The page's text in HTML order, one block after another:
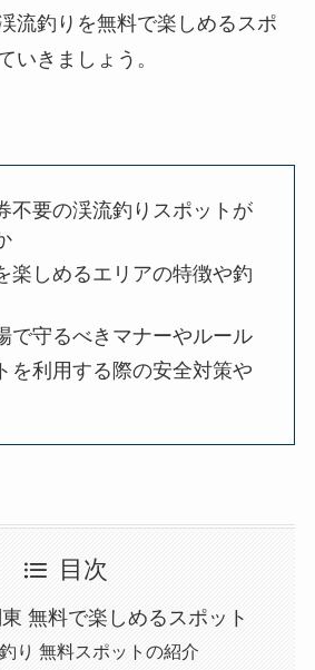
流釣りを無料で楽しめるスポ
いきましょう。
不要の渓流釣りスポットが
楽しめるエリアの特徴や釣
で守るべきマナーやルール
を利用する際の安全対策や
目次
無料で楽しめるスポット
り 無料スポットの紹介